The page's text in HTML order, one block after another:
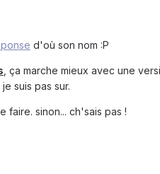
d'où son nom :P
, ça marche mieux avec une
suis pas sur.
faire. sinon... ch'sais pas !